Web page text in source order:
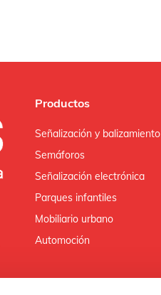
Productos
Señalización y balizamiento
Semáforos
Señalización electrónica
Parques infantiles
Mobiliario urbano
Automoción